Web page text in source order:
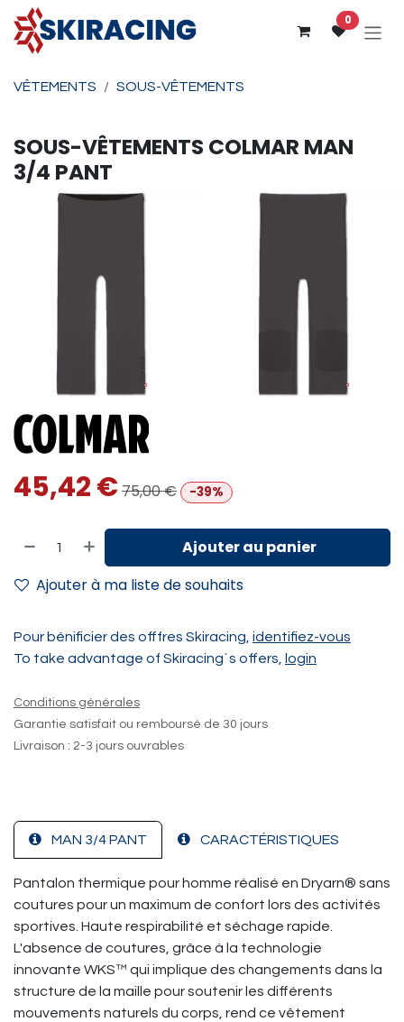
Se rendre au contenu
0
VÊTEMENTS SOUS-VÊTEMENTS
SOUS-VÊTEMENTS COLMAR MAN
3/4 PANT
45,42€75,00€ -39%
Ajouter au panier
Ajouter à ma liste de souhaits
Pour bénificier des offfres Skiracing, identifiez-vous
To take advantage of Skiracing´s offers, login
Conditions générales
Garantie satisfait ou remboursé de 30 jours
Livraison : 2-3 jours ouvrables
MAN 3/4 PANT CARACTÉRISTIQUES
Pantalon thermique pour homme réalisé en Dryarn® sans
coutures pour un maximum de confort lors des activités
sportives. Haute respirabilité et séchage rapide.
L'absence de coutures, grâce à la technologie
innovante WKS™ qui implique des changements dans la
structure de la maille pour soutenir les différents
mouvements naturels du corps, rend ce vêtement